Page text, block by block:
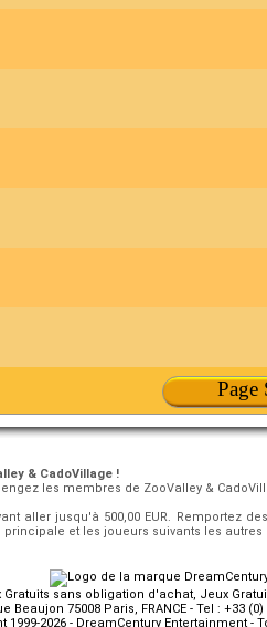
Page
& CadoVillage !
les membres de ZooValley &
aller jusqu'à 500,00 EUR. Remportez
et les joueurs suivants les autres
Gratuits sans obligation d'achat, Jeux
Beaujon 75008 Paris, FRANCE - Tel : +33 (0)
1999-2026 - DreamCentury Entertainment -